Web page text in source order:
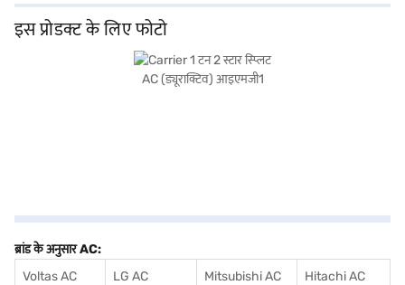
Carrier 1 टन 2 स्टार स्प्लिट AC लगातार आराम देता है. खरीदारी करने के लिए बजाज फाइनेंस पर
विकल्पों के बारे में जानें या पार्टनर स्टोर पर जाएं और Easy EMIs का लाभ उठाएं.
इस प्रोडक्ट के लिए फोटो
ब्रांड के अनुसार AC:
Voltas AC
LG AC Mitsubishi AC Hitachi AC